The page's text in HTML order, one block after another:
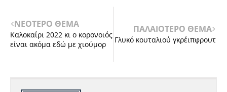
ΝΕΟΤΕΡΟ ΘΕΜΑ
Καλοκαίρι 2022 κι ο κορονοιός
είναι ακόμα εδώ με χιούμορ
ΠΑΛΑΙΟΤΕΡΟ ΘΕΜΑ
Γλυκό κουταλιού γκρέιπφρουτ